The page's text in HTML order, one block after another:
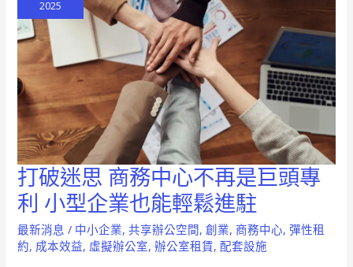
最
選
擇
2025
打破迷思 商務中心不再是巨頭專
利 小型企業也能輕鬆進駐
最新消息 / 中小企業,共享辦公空間,創業, 商務中心,彈性租
約, 成本效益, 虛擬辦公室,辦公室租賃,配套設施
打
破
迷
思